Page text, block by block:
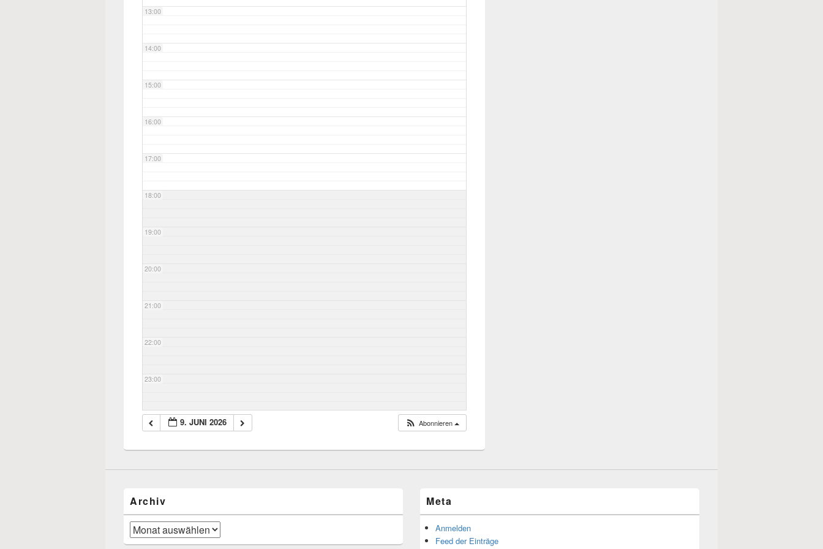
13:00
14:00
15:00
16:00
17:00
18:00
19:00
20:00
21:00
22:00
23:00
9. JUNI 2026 Abonnieren
Archiv
Archiv
Meta
Anmelden
Feed der Einträge